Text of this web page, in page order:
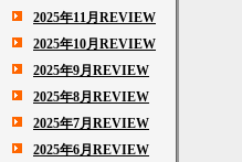
2025年11月REVIEW
2025年10月REVIEW
2025年9月REVIEW
2025年8月REVIEW
2025年7月REVIEW
2025年6月REVIEW